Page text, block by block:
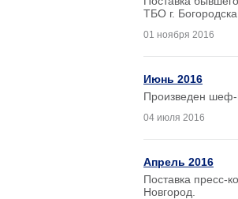
ТБО г.
01 ноября 2016
Июнь 2016
Произведен шеф-
04 июля 2016
Апрель 2016
Поставка пресс-
Новгород.